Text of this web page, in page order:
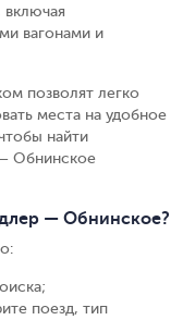
включая
вагонами и
позволят легко
места на удобное
найти
Обнинское
— Обнинское?
:
;
поезд, тип